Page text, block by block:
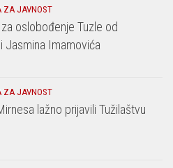
ZA JAVNOST
oslobođenje Tuzle od
Jasmina Imamovića
ZA JAVNOST
lažno prijavili Tužilaštvu